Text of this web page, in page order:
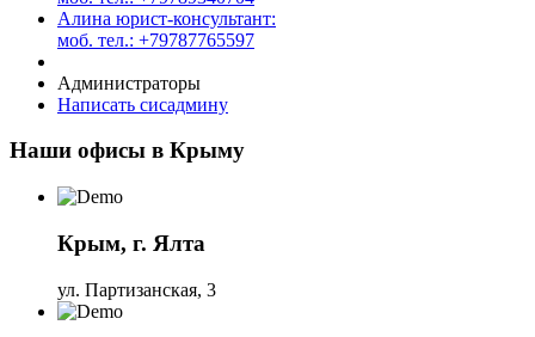
Алина юрист-консультант:
моб. тел.: +79787765597
Администраторы
Написать сисадмину
Наши офисы в Крыму
Крым, г. Ялта
ул. Партизанская, 3